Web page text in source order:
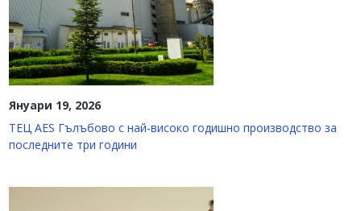
Януари 19, 2026
ТЕЦ AES Гълъбово с най-високо годишно производство за
последните три години